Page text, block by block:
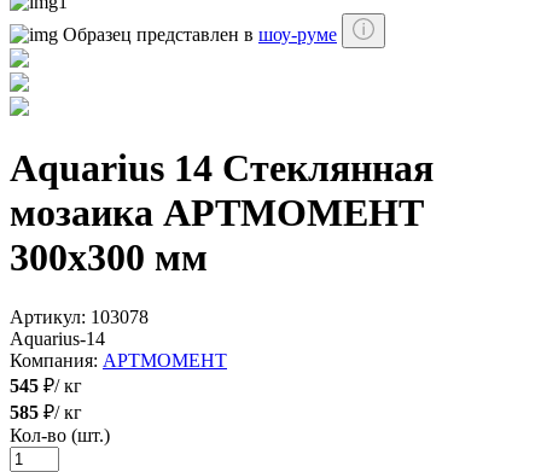
Образец представлен в шоу-руме
Aquarius 14 Стеклянная
мозаика АРТМОМЕНТ
300х300 мм
Артикул: 103078
Aquarius-14
Компания: АРТМОМЕНТ
545 ₽/ кг
585 ₽/ кг
Кол-во (шт.)